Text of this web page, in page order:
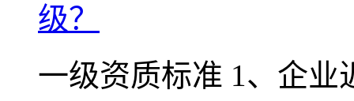
级？
一级资质标准 1、企业